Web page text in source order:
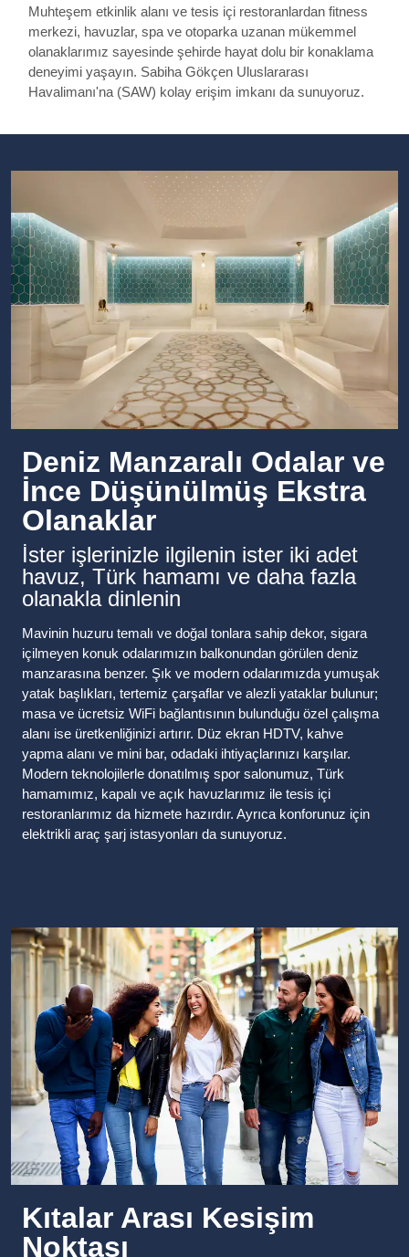
Muhteşem etkinlik alanı ve tesis içi restoranlardan fitness
merkezi, havuzlar, spa ve otoparka uzanan mükemmel
olanaklarımız sayesinde şehirde hayat dolu bir konaklama
deneyimi yaşayın. Sabiha Gökçen Uluslararası
Havalimanı'na (SAW) kolay erişim imkanı da sunuyoruz.
Deniz Manzaralı Odalar ve
İnce Düşünülmüş Ekstra
Olanaklar
İster işlerinizle ilgilenin ister iki adet
havuz, Türk hamamı ve daha fazla
olanakla dinlenin
Mavinin huzuru temalı ve doğal tonlara sahip dekor, sigara
içilmeyen konuk odalarımızın balkonundan görülen deniz
manzarasına benzer. Şık ve modern odalarımızda yumuşak
yatak başlıkları, tertemiz çarşaflar ve alezli yataklar bulunur;
masa ve ücretsiz WiFi bağlantısının bulunduğu özel çalışma
alanı ise üretkenliğinizi artırır. Düz ekran HDTV, kahve
yapma alanı ve mini bar, odadaki ihtiyaçlarınızı karşılar.
Modern teknolojilerle donatılmış spor salonumuz, Türk
hamamımız, kapalı ve açık havuzlarımız ile tesis içi
restoranlarımız da hizmete hazırdır. Ayrıca konforunuz için
elektrikli araç şarj istasyonları da sunuyoruz.
Kıtalar Arası Kesişim
Noktası